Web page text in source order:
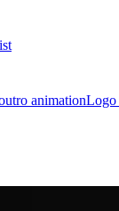
animationLogo